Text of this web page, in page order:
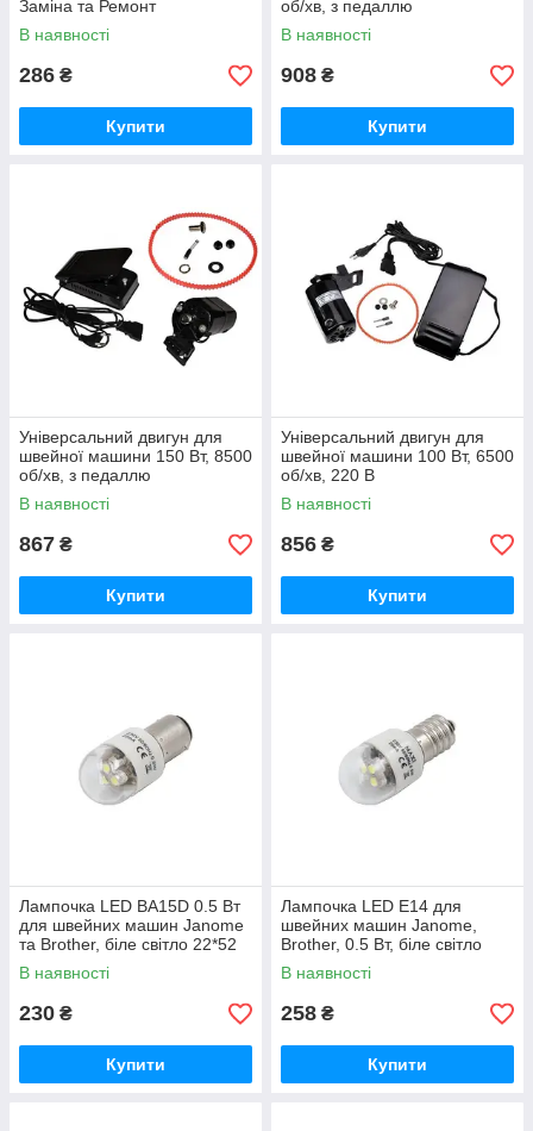
Заміна та Ремонт
В наявності
286 ₴
Купити
об/хв, з педаллю
В наявності
908 ₴
Купити
Універсальний двигун для
швейної машини 150 Вт, 8500
об/хв, з педаллю
В наявності
867 ₴
Купити
Універсальний двигун для
швейної машини 100 Вт, 6500
об/хв, 220 В
В наявності
856 ₴
Купити
Лампочка LED BA15D 0.5 Вт
для швейних машин Janome
та Brother, біле світло 22*52
мм
В наявності
230 ₴
Купити
Лампочка LED E14 для
швейних машин Janome,
Brother, 0.5 Вт, біле світло
В наявності
258 ₴
Купити